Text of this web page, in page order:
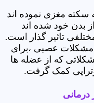
سکته مغزی نموده اند
بدن خود شده اند
تاثیر گذار است.
عصبی ،برای
که از عضله ها
کمک گرفت.
درمانی